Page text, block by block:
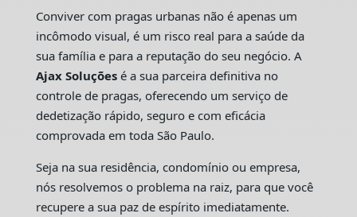
Conviver com pragas urbanas não é apenas um
incômodo visual, é um risco real para a saúde da
sua família e para a reputação do seu negócio. A
Ajax Soluçõesé a sua parceira definitiva no
controle de pragas, oferecendo um serviço de
dedetização rápido, seguro e com eficácia
comprovada em toda São Paulo.
Seja na sua residência, condomínio ou empresa,
nós resolvemos o problema na raiz, para que você
recupere a sua paz de espírito imediatamente.